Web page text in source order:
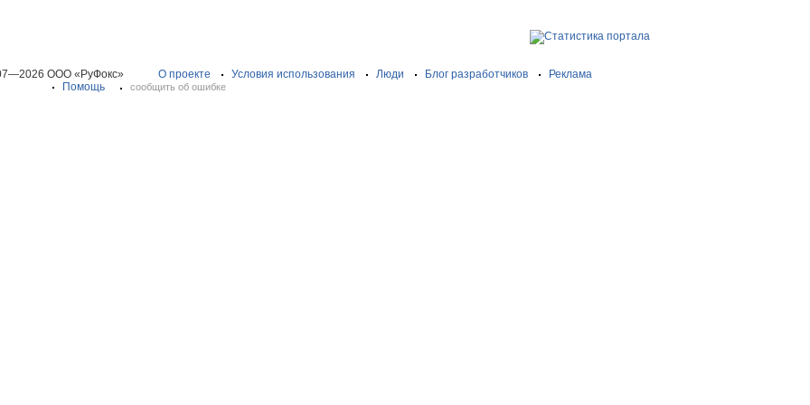
ООО «РуФокс» О проекте Условия использования Люди Блог разработчиков
Реклама
Помощь
сообщить об ошибке